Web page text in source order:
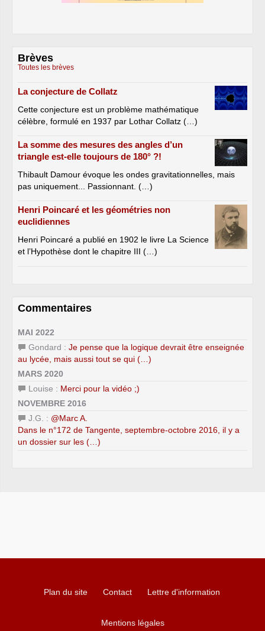
Brèves
Toutes les brèves
La conjecture de Collatz
Cette conjecture est un problème mathématique
célèbre, formulé en 1937 par Lothar Collatz (…)
La somme des mesures des angles d’un
triangle est-elle toujours de 180° ?!
Thibault Damour évoque les ondes gravitationnelles, mais
pas uniquement... Passionnant. (…)
Henri Poincaré et les géométries non
euclidiennes
Henri Poincaré a publié en 1902 le livre La Science
et l’Hypothèse dont le chapitre III (…)
Commentaires
MAI 2022
Gondard : Je pense que la logique devrait être enseignée
au lycée, mais aussi tout se qui (…)
MARS 2020
Louise : Merci pour la vidéo ;)
NOVEMBRE 2016
J.G. : @Marc A.
Dans le n°172 de Tangente, septembre-octobre 2016, il y a
un dossier sur les (…)
Plan du site Contact Lettre d'information
Mentions légales